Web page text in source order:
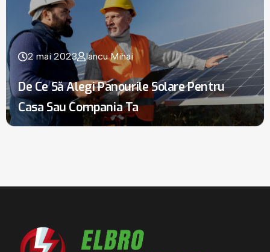
2 mai 2023 Iancu Mihai
De Ce Să Alegi Panourile Solare Pentru
Casa Sau Compania Ta